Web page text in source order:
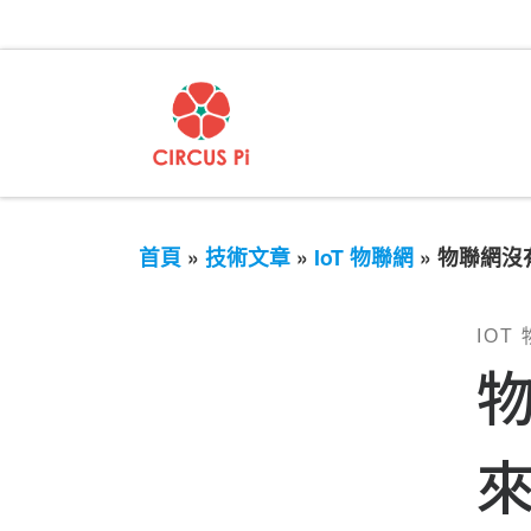
首頁 » 技術文章 » IoT 物聯網 » 物聯網
IOT